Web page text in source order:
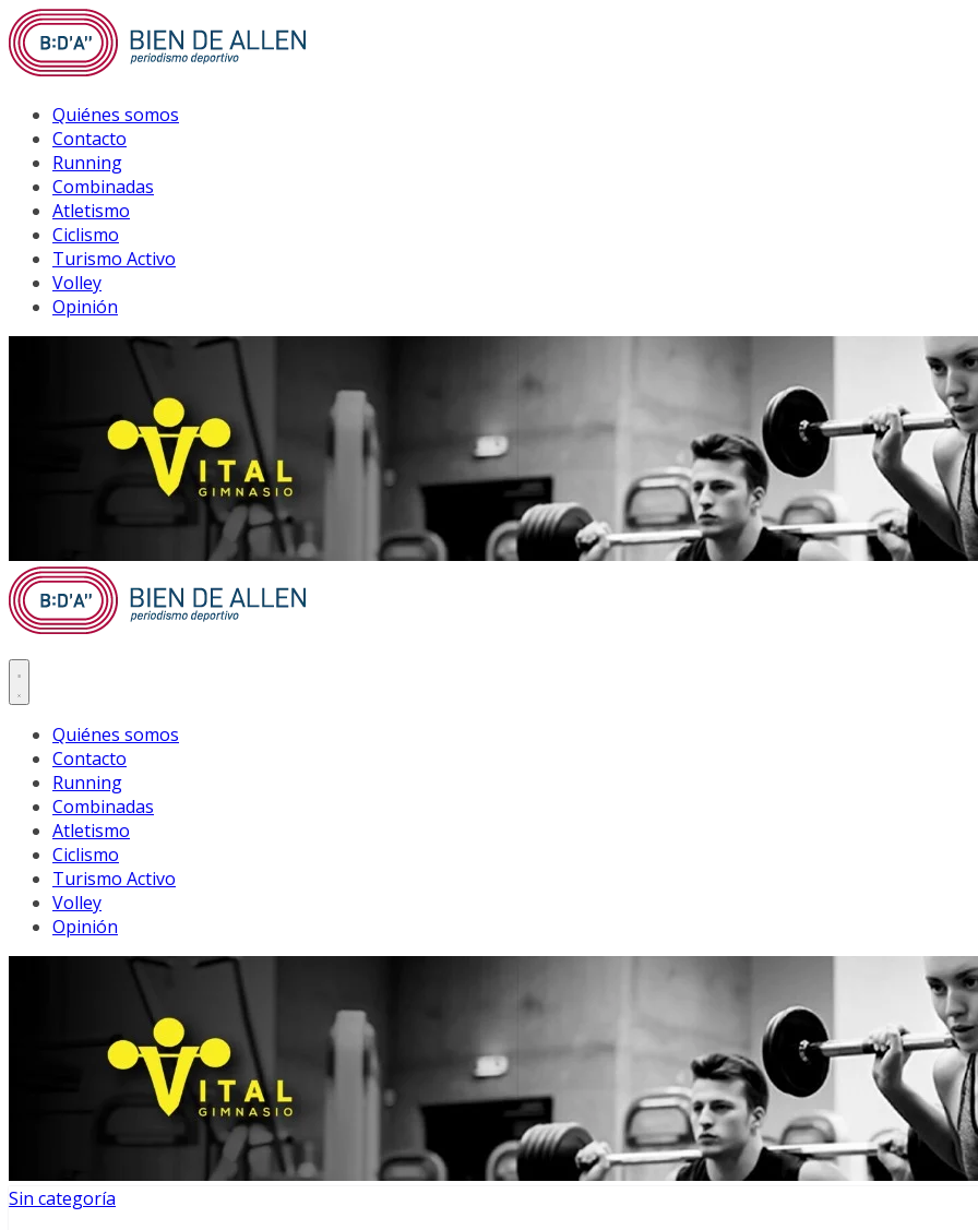
Saltar
al
contenido
Quiénes somos
Contacto
Running
Combinadas
Atletismo
Ciclismo
Turismo Activo
Volley
Opinión
Quiénes somos
Contacto
Running
Combinadas
Atletismo
Ciclismo
Turismo Activo
Volley
Opinión
Sin categoría